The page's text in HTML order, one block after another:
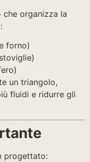
organizza la
forno)
un triangolo,
fluidi e ridurre gli
progettato: